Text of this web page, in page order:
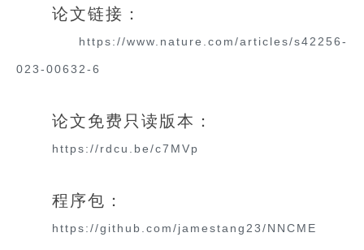
论文链接：
https://www.nature.com/articles/s42256-
023-00632-6
论文免费只读版本：
https://rdcu.be/c7MVp
程序包：
https://github.com/jamestang23/NNCME